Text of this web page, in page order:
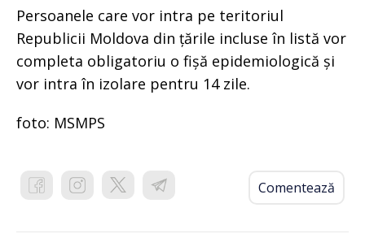
Persoanele care vor intra pe teritoriul
Republicii Moldova din țările incluse în listă vor
completa obligatoriu o fișă epidemiologică și
vor intra în izolare pentru 14 zile.
foto: MSMPS
Comentează